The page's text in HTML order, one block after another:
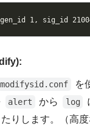
1, sig_id
modifysid.conf
を
alert から log
りします。（高度